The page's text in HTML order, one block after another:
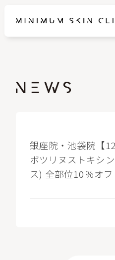
銀座院・池袋院【
ボツリヌストキシ
ス) 全部位10％オフ
CAMPAIGN